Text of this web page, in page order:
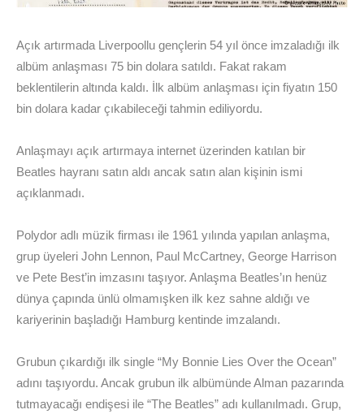
Açık artırmada Liverpoollu gençlerin 54 yıl önce imzaladığı ilk
albüm anlaşması 75 bin dolara satıldı. Fakat rakam
beklentilerin altında kaldı. İlk albüm anlaşması için fiyatın 150
bin dolara kadar çıkabileceği tahmin ediliyordu.
Anlaşmayı açık artırmaya internet üzerinden katılan bir
Beatles hayranı satın aldı ancak satın alan kişinin ismi
açıklanmadı.
Polydor adlı müzik firması ile 1961 yılında yapılan anlaşma,
grup üyeleri John Lennon, Paul McCartney, George Harrison
ve Pete Best’in imzasını taşıyor. Anlaşma Beatles’ın henüz
dünya çapında ünlü olmamışken ilk kez sahne aldığı ve
kariyerinin başladığı Hamburg kentinde imzalandı.
Grubun çıkardığı ilk single “My Bonnie Lies Over the Ocean”
adını taşıyordu. Ancak grubun ilk albümünde Alman pazarında
tutmayacağı endişesi ile “The Beatles” adı kullanılmadı. Grup,